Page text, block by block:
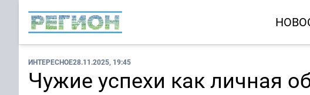
ИНТЕРЕСНОЕ28.11.2025, 19:45
Чужие успехи как личная